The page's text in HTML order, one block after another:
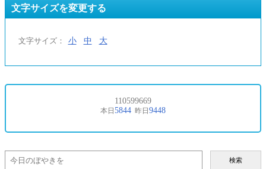
文字サイズを変更する
文字サイズ： 小 中 大
検索